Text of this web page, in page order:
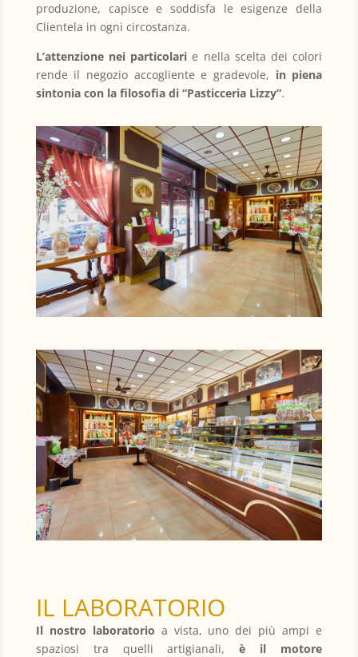
produzione, capisce e soddisfa le esigenze della
Clientela in ogni circostanza.
L’attenzione nei particolari e nella scelta dei colori
rende il negozio accogliente e gradevole, in piena
sintonia con la filosofia di “Pasticceria Lizzy”.
IL LABORATORIO
Il nostro laboratorio a vista, uno dei più ampi e
spaziosi tra quelli artigianali,
è il motore